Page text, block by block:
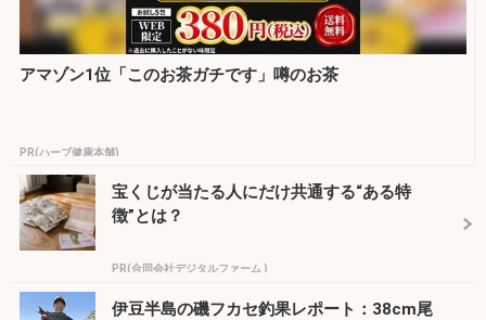
アマゾン1位「このお茶ガチです」噂のお茶
PR(ハーブ健康本舗)
宝くじが当たる人にだけ共通する“ある特
徴”とは？
PR(合同会社デジタルファーム )
伊豆半島の磯フカセ釣果レポート：38cm尾